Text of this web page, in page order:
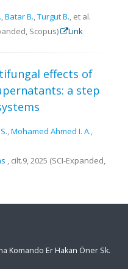
,Batar B.,Turgut B., et al.
Scopus) Link
effects of
a step
,Mohamed Ahmed I. A.,
, cilt.9, 2025 (SCI-Expanded,
Komando Er Hakan Öner Sk.